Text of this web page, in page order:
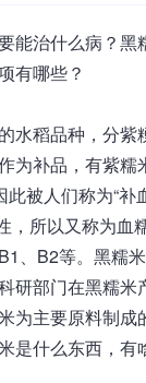
能治什么病？黑
有哪些？
稻品种，分紫
为补品，有紫糯
被人们称为“补
，所以又称为血
、B2等。黑糯
研部门在黑糯米
为主要原料制成
是什么东西，有